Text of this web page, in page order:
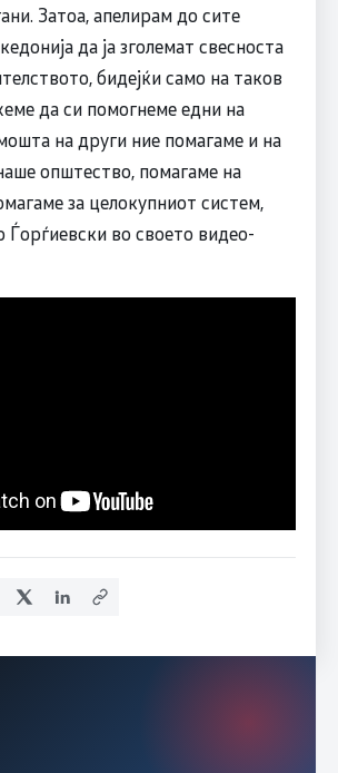
Затоа, апелирам до сите
да ја зголемат свесноста
бидејќи само на таков
да си помогнеме едни на
на други ние помагаме и на
општество, помагаме на
за целокупниот систем,
Ѓорѓиевски во своето видео-